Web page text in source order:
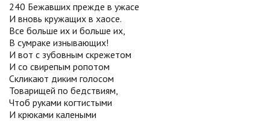
240 Бежавших прежде в ужасе
И вновь кружащих в хаосе.
Все больше их и больше их,
В сумраке изнывающих!
И вот с зубовным скрежетом
И со свирепым ропотом
Скликают диким голосом
Товарищей по бедствиям,
Чтоб руками когтистыми
И крюками калеными